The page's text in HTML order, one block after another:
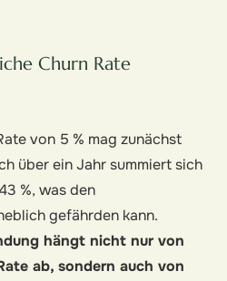
Churn Rate
von 5 % mag zunächst
über ein Jahr summiert sich
%, was den
gefährden kann.
hängt nicht nur von
ab, sondern auch von